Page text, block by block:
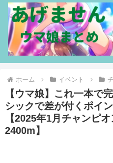
ホーム イベント
【ウマ娘】これ一本で
シックで差が付くポイ
【2025年1月チャンピ
2400m】